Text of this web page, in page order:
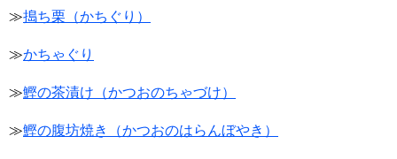
≫搗ち栗（かちぐり）
≫かちゃぐり
≫鰹の茶漬け（かつおのちゃづけ）
≫鰹の腹坊焼き（かつおのはらんぼやき）